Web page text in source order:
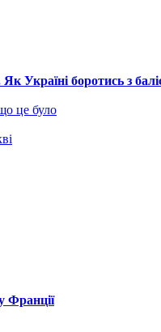
Україні боротись з
це було
Франції